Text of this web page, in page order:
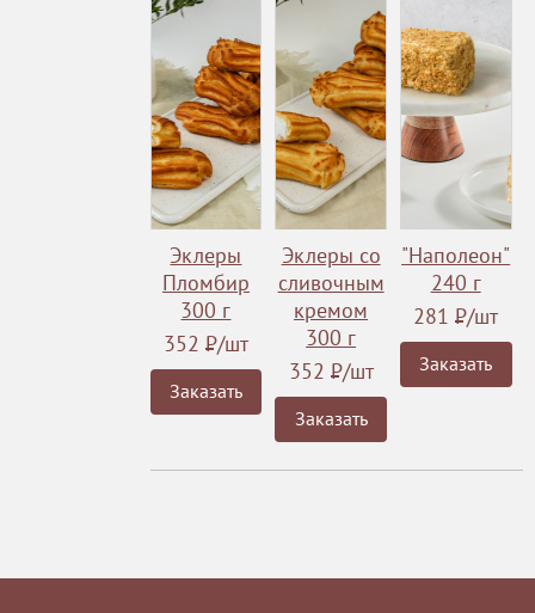
Эклеры
Пломбир
300 г
352 Р/шт
Заказать
Эклеры со
сливочным
кремом
300 г
352 Р/шт
Заказать
"Наполеон"
240 г
281Р/шт
Заказать